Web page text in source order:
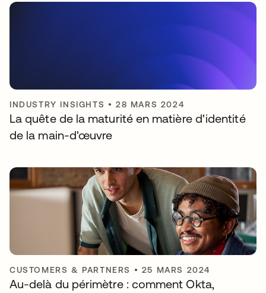
INDUSTRY INSIGHTS •28 MARS 2024
La quête de la maturité en matière d'identité
de la main-d'œuvre
CUSTOMERS & PARTNERS • 25 MARS 2024
Au-delà du périmètre : comment Okta,